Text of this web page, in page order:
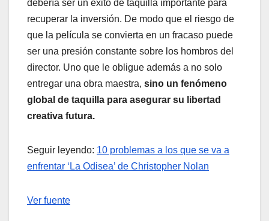
debería ser un éxito de taquilla importante para
recuperar la inversión. De modo que el riesgo de
que la película se convierta en un fracaso puede
ser una presión constante sobre los hombros del
director. Uno que le obligue además a no solo
entregar una obra maestra, sino un fenómeno
global de taquilla para asegurar su libertad
creativa futura.
Seguir leyendo: 10 problemas a los que se va a
enfrentar ‘La Odisea’ de Christopher Nolan
Ver fuente